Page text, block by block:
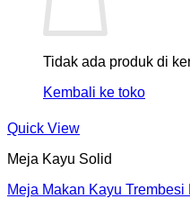
Tidak ada produk di
Kembali ke toko
Quick View
Meja Kayu Solid
Meja Makan Kayu